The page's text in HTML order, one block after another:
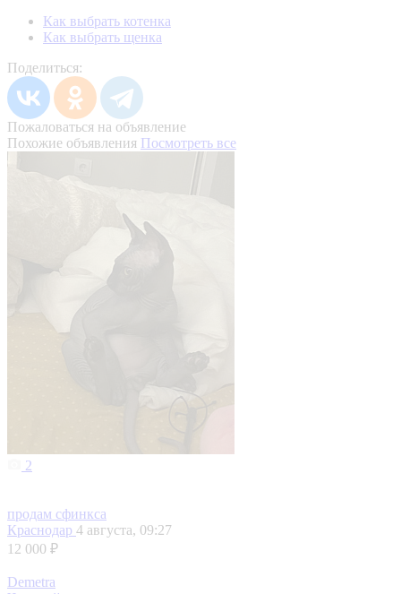
Как выбрать котенка
Как выбрать щенка
Поделиться:
Пожаловаться на объявление
Похожие объявления Посмотреть все
2
продам сфинкса
Краснодар 4 августа, 09:27
12 000 ₽
Demetra